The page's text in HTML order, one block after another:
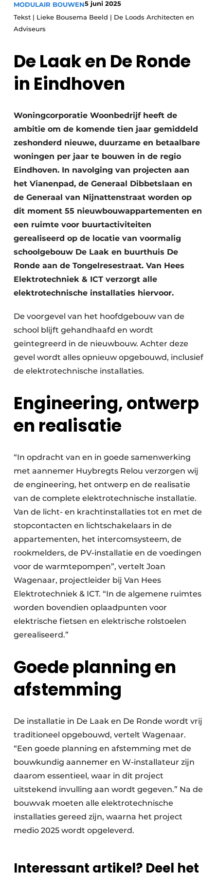
Privacy / Cookie statement
Vacature aanmelden
Vacatures
Glas
Modulair bouwen
MODULAIR BOUWEN5 juni 2025
Tekst | Lieke Bousema Beeld | De Loods Architecten en
Adviseurs
De Laak en De Ronde
in Eindhoven
Woningcorporatie Woonbedrijf heeft de
ambitie om de komende tien jaar gemiddeld
zeshonderd nieuwe, duurzame en betaalbare
woningen per jaar te bouwen in de regio
Eindhoven. In navolging van projecten aan
het Vianenpad, de Generaal Dibbetslaan en
de Generaal van Nijnattenstraat worden op
dit moment 55 nieuwbouwappartementen en
een ruimte voor buurtactiviteiten
gerealiseerd op de locatie van voormalig
schoolgebouw De Laak en buurthuis De
Ronde aan de Tongelresestraat. Van Hees
Elektrotechniek & ICT verzorgt alle
elektrotechnische installaties hiervoor.
De voorgevel van het hoofdgebouw van de
school blijft gehandhaafd en wordt
geïntegreerd in de nieuwbouw. Achter deze
gevel wordt alles opnieuw opgebouwd, inclusief
de elektrotechnische installaties.
Engineering, ontwerp
en realisatie
“In opdracht van en in goede samenwerking
met aannemer ­Huybregts Relou verzorgen wij
de engineering, het ontwerp en de realisatie
van de complete elektrotechnische installatie.
Van de licht- en krachtinstallaties tot en met de
stopcontacten en lichtschakelaars in de
appartementen, het intercomsysteem, de
rookmelders, de PV-installatie en de voedingen
voor de warmtepompen”, vertelt Joan
Wagenaar, projectleider bij Van Hees
Elektrotechniek & ICT. “In de algemene ruimtes
worden bovendien oplaadpunten voor
elektrische fietsen en elektrische rolstoelen
gerealiseerd.”
Goede planning en
afstemming
De installatie in De Laak en De Ronde wordt vrij
traditioneel opgebouwd, vertelt Wagenaar.
“Een goede planning en afstemming met de
bouwkundig aannemer en W-installateur zijn
daarom essentieel, waar in dit project
uitstekend invulling aan wordt gegeven.” Na de
bouwvak moeten alle elektrotechnische
installaties gereed zijn, waarna het project
medio 2025 wordt opgeleverd.
Interessant artikel? Deel het